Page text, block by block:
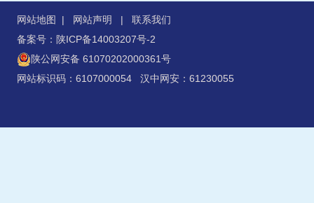
网站地图 | 网站声明 | 联系我们
备案号：陕ICP备14003207号-2
陕公网安备 61070202000361号
网站标识码：6107000054 汉中网安：61230055